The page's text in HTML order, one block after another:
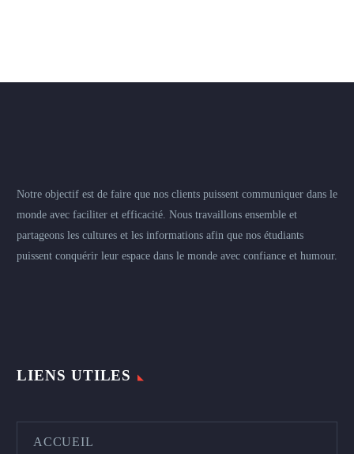
Notre objectif est de faire que nos clients puissent communiquer dans le
monde avec faciliter et efficacité. Nous travaillons ensemble et
partageons les cultures et les informations afin que nos étudiants
puissent conquérir leur espace dans le monde avec confiance et humour.
LIENS UTILES
ACCUEIL